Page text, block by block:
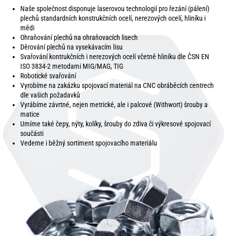
Naše společnost disponuje laserovou technologií pro řezání (pálení)
plechů standardních konstrukčních ocelí, nerezových ocelí, hliníku i
mědi
Ohraňování plechů na ohraňovacích lisech
Děrování plechů na vysekávacím lisu
Svařování kontrukčních i nerezových ocelí včetně hliníku dle ČSN EN
ISO 3834-2 metodami MIG/MAG, TIG
Robotické svařování
Vyrobíme na zakázku spojovací materiál na CNC obráběcích centrech
dle vašich požadavků
Vyrábíme závrtné, nejen metrické, ale i palcové (Withwort) šrouby a
matice
Umíme také čepy, nýty, kolíky, šrouby do zdiva či výkresové spojovací
součásti
Vedeme i běžný sortiment spojovacího materiálu